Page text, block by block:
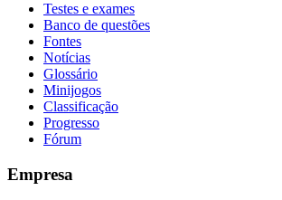
Testes e exames
Banco de questões
Fontes
Notícias
Glossário
Minijogos
Classificação
Progresso
Fórum
Empresa